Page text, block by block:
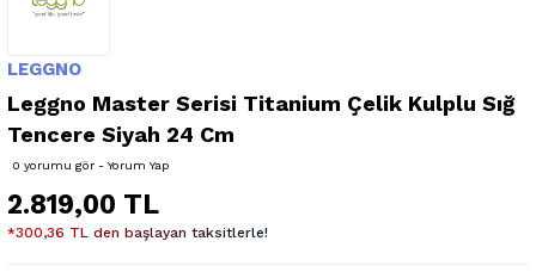
LEGGNO
Leggno Master Serisi Titanium Çelik Kulplu Sığ
Tencere Siyah 24 Cm
0 yorumu gör - Yorum Yap
2.819,00 TL
*300,36 TL den başlayan taksitlerle!